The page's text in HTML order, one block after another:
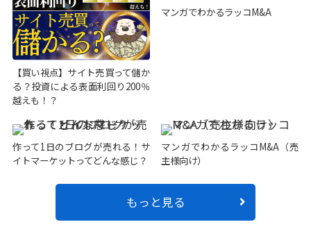
【買い視点】サイト売買って儲か
る？投資による表面利回り200％
越えも！？
マンガでわかるラッコM&A
作って1日のブログが売れる！サ
イトマーケットってどんな感じ？
マンガでわかるラッコM&A（売
主様向け）
もっと見る